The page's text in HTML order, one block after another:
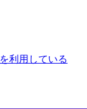
利用している